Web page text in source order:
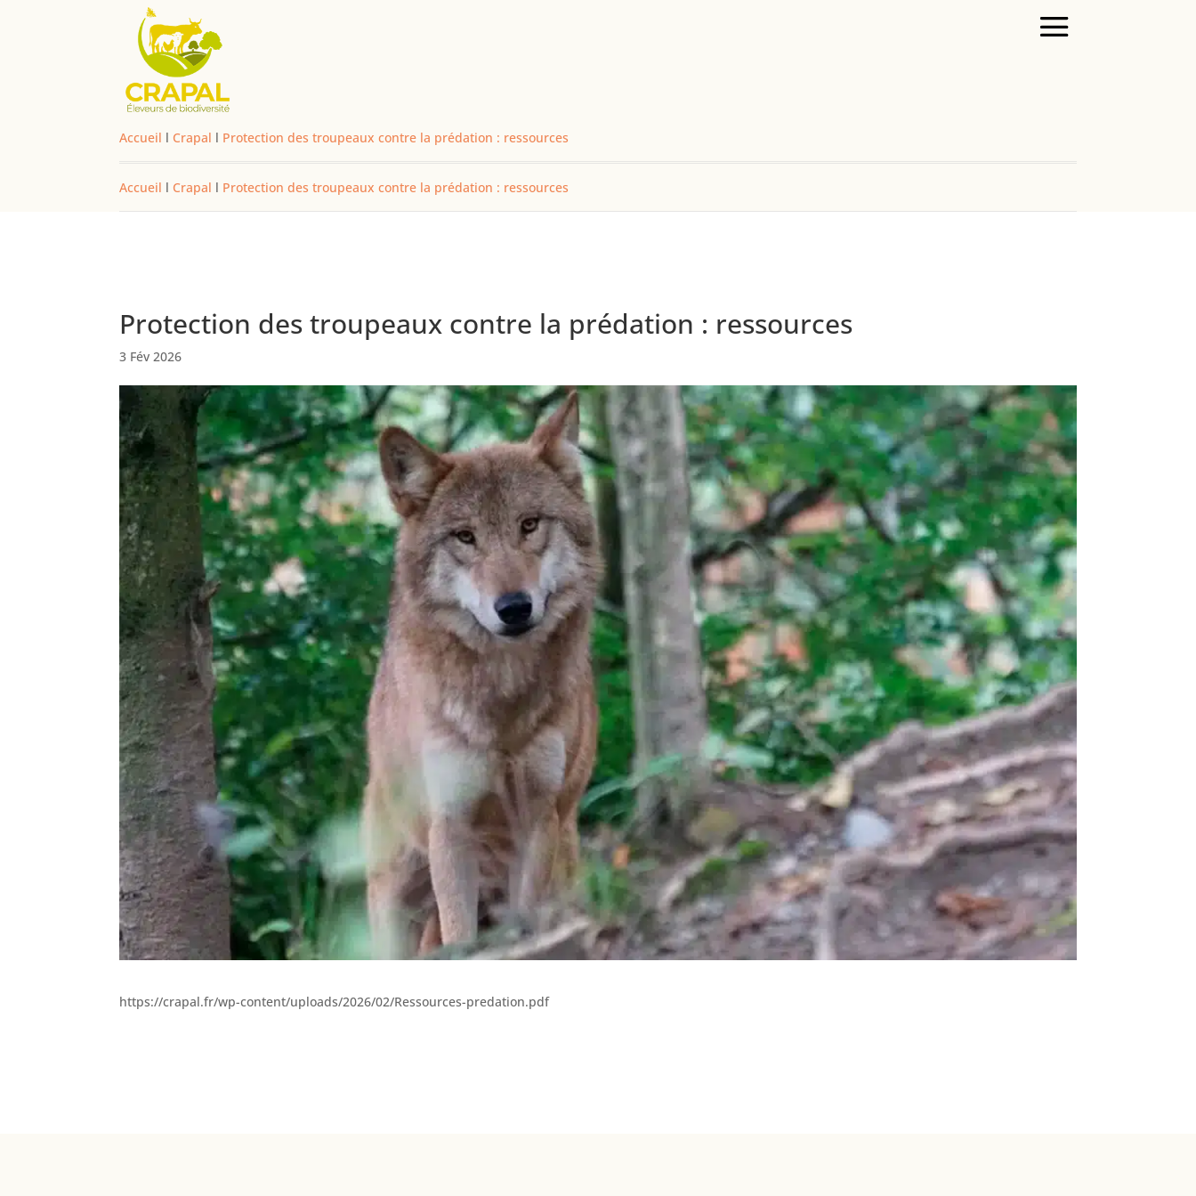
Accueil l Crapal l Protection des troupeaux contre la prédation : ressources
Accueil l Crapal l Protection des troupeaux contre la prédation : ressources
Protection des troupeaux contre la prédation : ressources
3 Fév 2026
https://crapal.fr/wp-content/uploads/2026/02/Ressources-predation.pdf